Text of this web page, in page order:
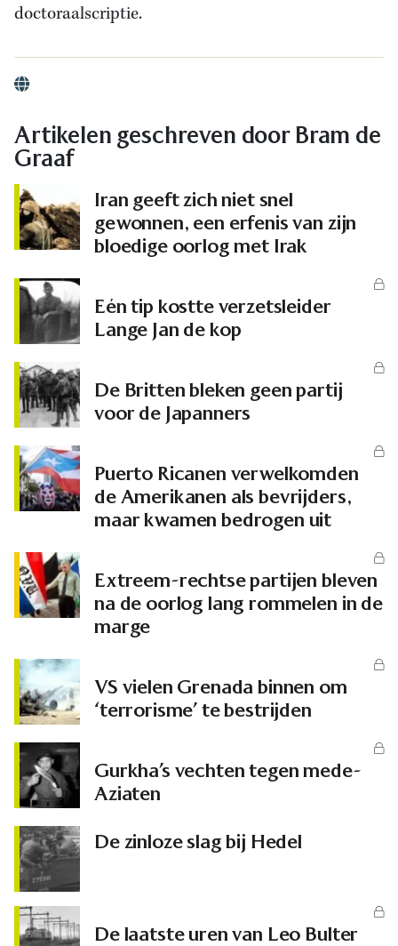
doctoraalscriptie.
Website
Artikelen geschreven door Bram de
Graaf
Iran geeft zich niet snel
gewonnen, een erfenis van zijn
bloedige oorlog met Irak
Eén tip kostte verzetsleider
Lange Jan de kop
De Britten bleken geen partij
voor de Japanners
Puerto Ricanen verwelkomden
de Amerikanen als bevrijders,
maar kwamen bedrogen uit
Extreem-rechtse partijen bleven
na de oorlog lang rommelen in de
marge
VS vielen Grenada binnen om
‘terrorisme’ te bestrijden
Gurkha’s vechten tegen mede-
Aziaten
De zinloze slag bij Hedel
De laatste uren van Leo Bulter